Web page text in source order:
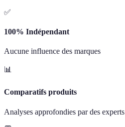
✅
100% Indépendant
Aucune influence des marques
📊
Comparatifs produits
Analyses approfondies par des experts